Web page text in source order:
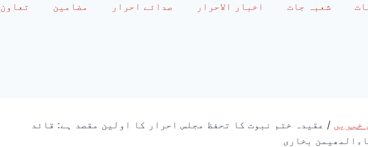
شعبہ جات اخبار الاحرار صدائے احرار مضامین تعاون
خبریں / عقیدہ ختم نبوت کا تحفظ مجلس احرار کا اولین مقصد ہے: قائد
بخاری